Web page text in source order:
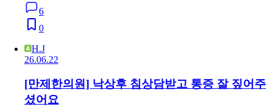
6
0
H.J
26.06.22
[만제한의원] 낙상후 침상담받고 통증 잘 짚어주
셨어요